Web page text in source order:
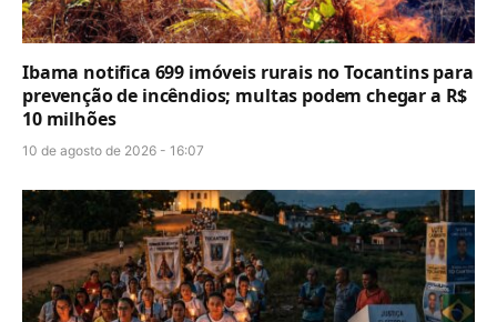
Ibama notifica 699 imóveis rurais no Tocantins para
prevenção de incêndios; multas podem chegar a R$
10 milhões
10 de agosto de 2026 - 16:07